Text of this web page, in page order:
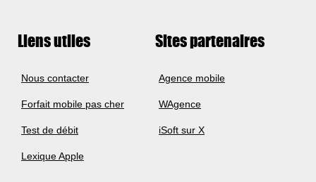
Liens utiles
Nous contacter
Forfait mobile pas cher
Test de débit
Lexique Apple
Sites partenaires
Agence mobile
WAgence
iSoft sur X